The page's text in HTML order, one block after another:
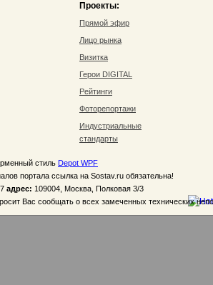
Проекты:
Прямой эфир
Лицо рынка
Визитка
Герои DIGITAL
Рейтинги
Фоторепортажи
Индустриальные
стандарты
стиль Depot WPF
портала ссылка на Sostav.ru обязательна!
адрес: 109004, Москва, Полковая 3/3
Вас сообщать о всех замеченных технических